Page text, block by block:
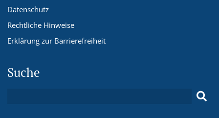
Datenschutz
Rechtliche Hinweise
Erklärung zur Barrierefreiheit
Suche